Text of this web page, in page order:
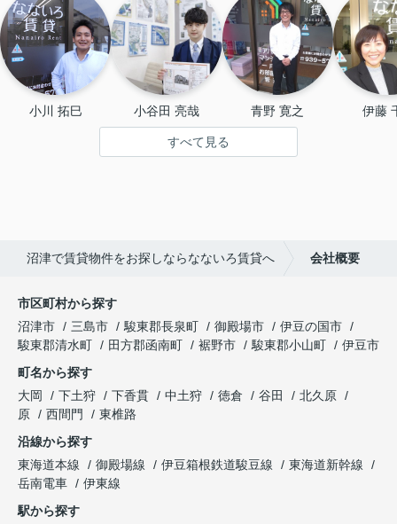
小川 拓巳 小谷田 亮哉 青野 寛之 伊藤
すべて見る
沼津で賃貸物件をお探しならなないろ賃貸へ 会社概要
市区町村から探す
沼津市
三島市 駿東郡長泉町 御殿場市
伊豆の国市
駿東郡清水町
田方郡函南町 裾野市 駿東郡小山町
伊豆市
町名から探す
大岡
下土狩 下香貫 中土狩 徳倉 谷田
北久原
原
西間門
東椎路
沿線から探す
東海道本線
御殿場線 伊豆箱根鉄道駿豆線
東海道新幹線
岳南電車
伊東線
駅から探す